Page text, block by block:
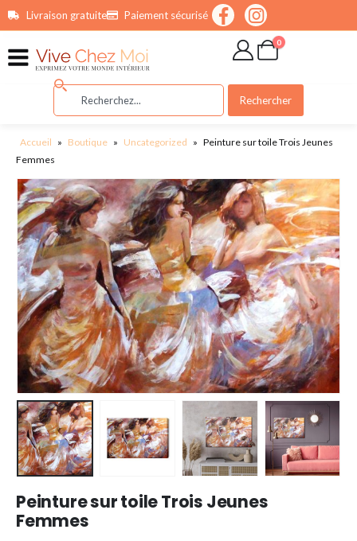
principalLivraison gratuite Paiement sécurisé
0
Rechercher
Accueil » Boutique » Uncategorized » Peinture sur toile Trois Jeunes
Femmes
Peinture sur toile Trois Jeunes
Femmes